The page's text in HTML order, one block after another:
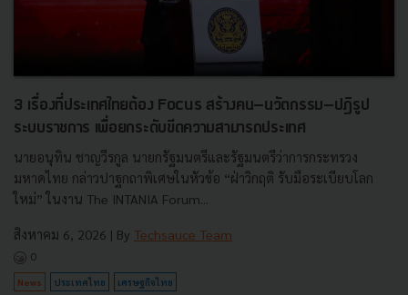
3 เรื่องที่ประเทศไทยต้อง Focus สร้างคน–นวัตกรรม–ปฏิรูป
ระบบราชการ เพื่อยกระดับขีดความสามารถประเทศ
นายอนุทิน ชาญวีรกูล นายกรัฐมนตรีและรัฐมนตรีว่าการกระทรวง
มหาดไทย กล่าวปาฐกถาพิเศษในหัวข้อ “ฝ่าวิกฤติ รับมือระเบียบโลก
ใหม่” ในงาน The INTANIA Forum...
สิงหาคม 6, 2026 | By Techsauce Team
0
News ประเทศไทย เศรษฐกิจไทย